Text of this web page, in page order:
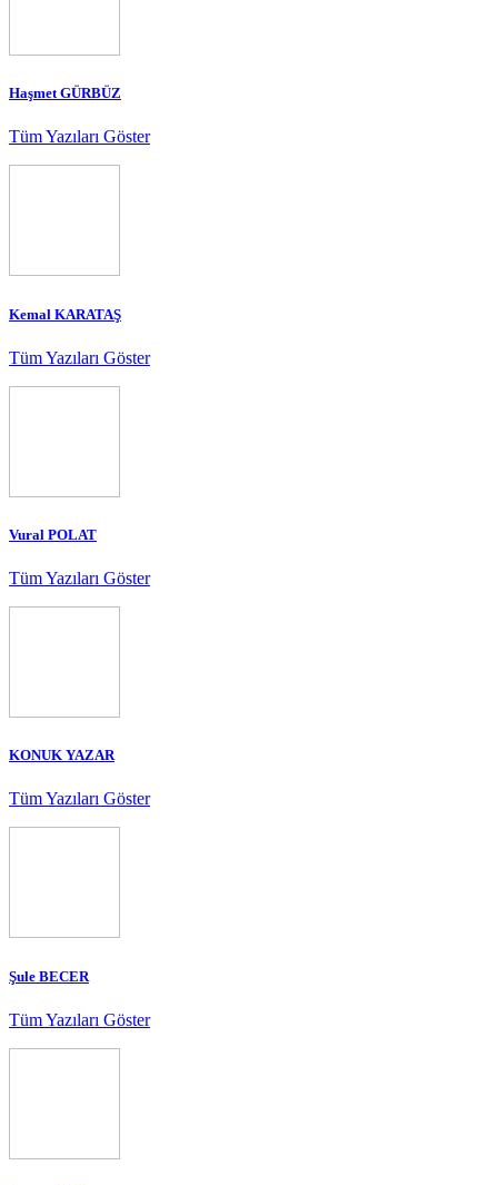
Haşmet GÜRBÜZ
Tüm Yazıları Göster
Kemal KARATAŞ
Tüm Yazıları Göster
Vural POLAT
Tüm Yazıları Göster
KONUK YAZAR
Tüm Yazıları Göster
Şule BECER
Tüm Yazıları Göster